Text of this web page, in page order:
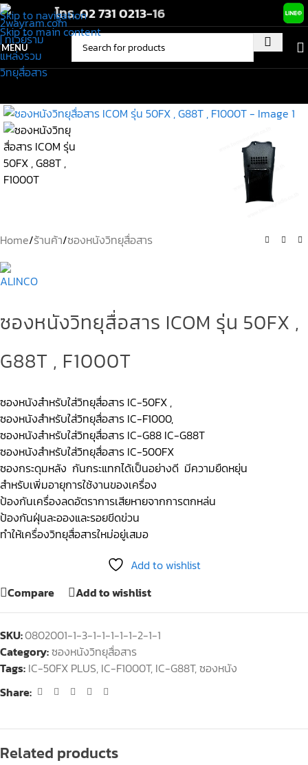
Skip to navigation
Skip to main content
โทร.02 731 0213-16
MENU
Home/ร้านค้า/ซองหนังวิทยุสื่อสาร
ซองหนังวิทยุสื่อสาร ICOM รุ่น 50FX ,
G88T , F1000T
ซองหนังสำหรับใส่วิทยุสื่อสาร IC-50FX ,
ซองหนังสำหรับใส่วิทยุสื่อสาร IC-F1000,
ซองหนังสำหรับใส่วิทยุสื่อสาร IC-G88 IC-G88T
ซองหนังสำหรับใส่วิทยุสื่อสาร IC-500FX
ซองกระดุมหลัง กันกระแทกได้เป็นอย่างดี มีความยืดหยุ่น
สำหรับเพิ่มอายุการใช้งานของเครื่อง
ป้องกันเครื่องลดอัตราการเสียหายจากการตกหล่น
ป้องกันฝุ่นละอองและรอยขีดข่วน
ทำให้เครื่องวิทยุสื่อสารใหม่อยู่เสมอ
Add to wishlist
Compare
Add to wishlist
SKU:0802001-1-3-1-1-1-1-1-2-1-1
Category:ซองหนังวิทยุสื่อสาร
Tags: IC-50FX PLUS, IC-F1000T, IC-G88T,ซองหนัง
Share:
Related products